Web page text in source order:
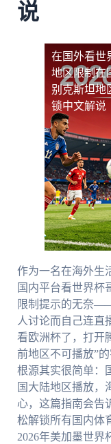
说
在国外看世
地区限制在
别克斯坦地
锁中文解说
作为一名在海外生
国内平台看世界杯
限制提示的无奈
人讨论而自己连直
看欧洲杯了，打开
前地区不可播放”
根源其实很简单：
国大陆地区播放，
心，这篇指南会告
松解锁所有国内体
2026年美加墨世界